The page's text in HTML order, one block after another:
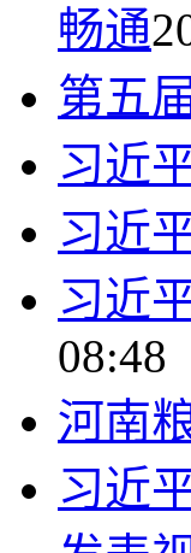
畅通
第五
习近
习近
习近
08:48
河南
习近